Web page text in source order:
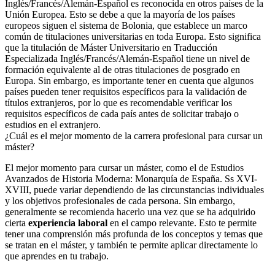
Inglés/Francés/Alemán-Español es reconocida en otros países de la
Unión Europea. Esto se debe a que la mayoría de los países
europeos siguen el sistema de Bolonia, que establece un marco
común de titulaciones universitarias en toda Europa. Esto significa
que la titulación de Máster Universitario en Traducción
Especializada Inglés/Francés/Alemán-Español tiene un nivel de
formación equivalente al de otras titulaciones de posgrado en
Europa. Sin embargo, es importante tener en cuenta que algunos
países pueden tener requisitos específicos para la validación de
títulos extranjeros, por lo que es recomendable verificar los
requisitos específicos de cada país antes de solicitar trabajo o
estudios en el extranjero.
¿Cuál es el mejor momento de la carrera profesional para cursar un
máster?
El mejor momento para cursar un máster, como el de Estudios
Avanzados de Historia Moderna: Monarquía de España. Ss XVI-
XVIII, puede variar dependiendo de las circunstancias individuales
y los objetivos profesionales de cada persona. Sin embargo,
generalmente se recomienda hacerlo una vez que se ha adquirido
cierta experiencia laboral en el campo relevante. Esto te permite
tener una comprensión más profunda de los conceptos y temas que
se tratan en el máster, y también te permite aplicar directamente lo
que aprendes en tu trabajo.